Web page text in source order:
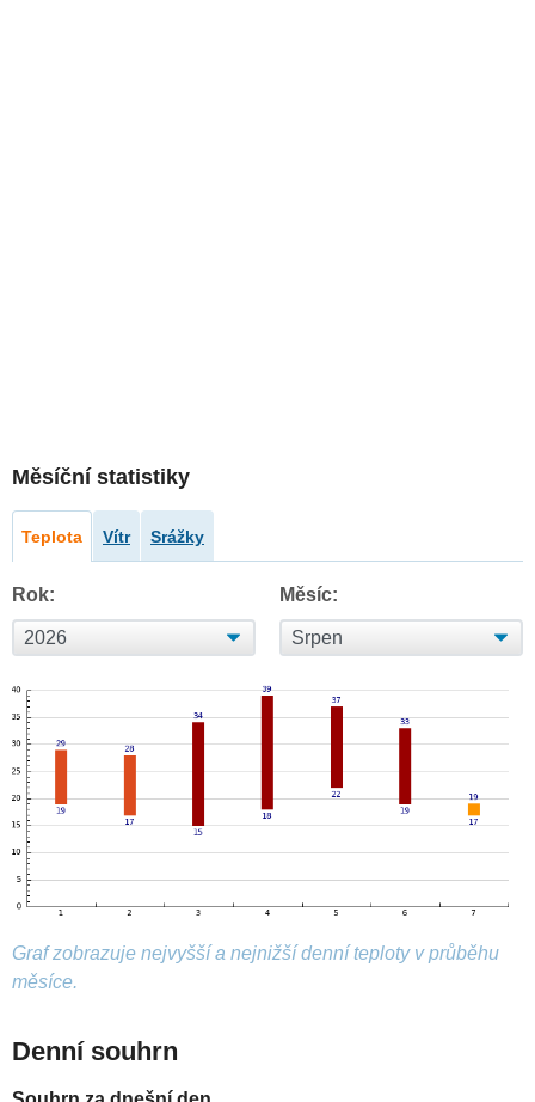
Měsíční statistiky
Teplota Vítr Srážky
Rok: Měsíc:
Graf zobrazuje nejvyšší a nejnižší denní teploty v průběhu
měsíce.
Denní souhrn